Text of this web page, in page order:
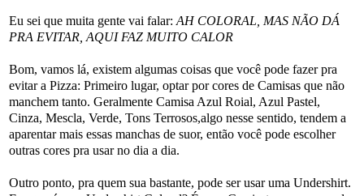
Eu sei que muita gente vai falar: AH COLORAL, MAS NÃO DÁ
PRA EVITAR, AQUI FAZ MUITO CALOR
Bom, vamos lá, existem algumas coisas que você pode fazer pra
evitar a Pizza: Primeiro lugar, optar por cores de Camisas que não
manchem tanto. Geralmente Camisa Azul Roial, Azul Pastel,
Cinza, Mescla, Verde, Tons Terrosos,algo nesse sentido, tendem a
aparentar mais essas manchas de suor, então você pode escolher
outras cores pra usar no dia a dia.
Outro ponto, pra quem sua bastante, pode ser usar uma Undershirt.